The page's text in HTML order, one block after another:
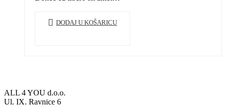
DODAJ U KOŠARICU
ALL 4 YOU d.o.o.
Ul. IX. Ravnice 6